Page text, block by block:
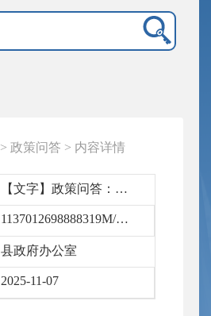
> 政策问答 > 内容详情
【文字】政策问答：《方案》在具体措施上如何体现对市场主体“包容审慎”的监管理念，切实减少对企业正常经营的干扰？
1137012698888319M/2025-6692601
县政府办公室
2025-11-07